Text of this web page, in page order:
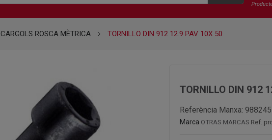
CARGOLS ROSCA MÈTRICA TORNILLO DIN 912 12.9 PAV 10X 50
TORNILLO DIN 912
Referència Manxa: 988245
Marca OTRAS MARCAS Ref.